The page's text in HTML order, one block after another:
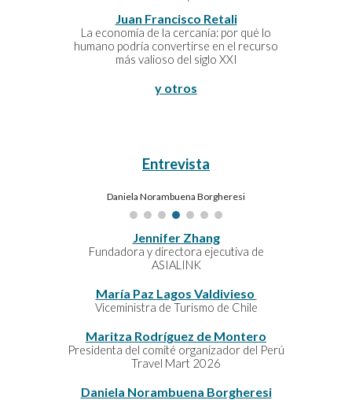
Juan Francisco Retali
La economía de la cercanía: por qué lo
humano podría convertirse en el recurso
más valioso del siglo XXI
y otros
Entrevista
Anamaria Patiño Salgado
Jennifer Zhang
Fundadora y directora ejecutiva de
ASIALINK
María Paz Lagos Valdivieso
Viceministra de Turismo de Chile
Maritza Rodríguez de Montero
Presidenta del comité organizador del Perú
Travel Mart 2026
Daniela Norambuena Borgheresi